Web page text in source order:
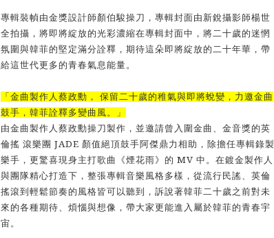
專輯裝幀由⾦獎設計師顏伯駿操⼑ ，專輯封⾯由新銳攝影師楊世
全拍攝，將即將綻放的光彩濃縮在專輯封⾯中，將⼆⼗歲的迷惘
氛圍與韓菲的堅定滿分詮釋，期待這朵即將綻放的⼆⼗年華，帶
給這世代更多的青春氣息能量。
「 ⾦曲製作 ⼈ 蔡政勳， 保留⼆⼗歲的稚氣與即將蛻變， ⼒ 邀⾦曲
⿎⼿ ，韓菲詮釋多變曲風。」
由⾦曲製作 ⼈ 蔡政勳操⼑製作，並邀請曾入圍 ⾦曲、 ⾦⾳獎的英
倫搖 滾樂團 JADE 顏值絕頂⿎⼿阿傑鼎⼒相助，除擔任專輯錄製
樂⼿，更驚喜現身主打歌曲《煙花⾬》的 MV 中。在鍍⾦製作 ⼈
與團隊精⼼打造下，整張專輯⾳樂風格多樣，從流⾏ 民謠、英倫
搖滾到輕鬆節奏的風格皆可以聽到，訴說著韓菲⼆⼗歲之前對未
來的各種期待、煩惱與想像，帶⼤家更能進入屬於韓菲的青春宇
宙。